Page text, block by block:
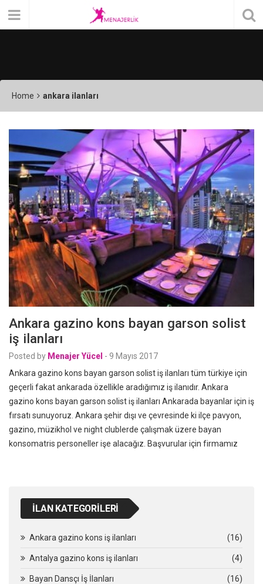
Home ankara ilanları
Ankara gazino kons bayan garson solist
iş ilanları
Posted by Menajer Yücel - 9 Mayıs 2017
Ankara gazino kons bayan garson solist iş ilanları tüm türkiye için
geçerli fakat ankarada özellikle aradığımız iş ilanıdır. Ankara
gazino kons bayan garson solist iş ilanları Ankarada bayanlar için iş
fırsatı sunuyoruz. Ankara şehir dışı ve çevresinde ki ilçe pavyon,
gazino, müzikhol ve night clublerde çalışmak üzere bayan
konsomatris personeller işe alacağız. Başvurular için firmamız
İLAN KATEGORILERI
Ankara gazino kons iş ilanları (16)
Antalya gazino kons iş ilanları (4)
Bayan Dansçı İş İlanları (16)